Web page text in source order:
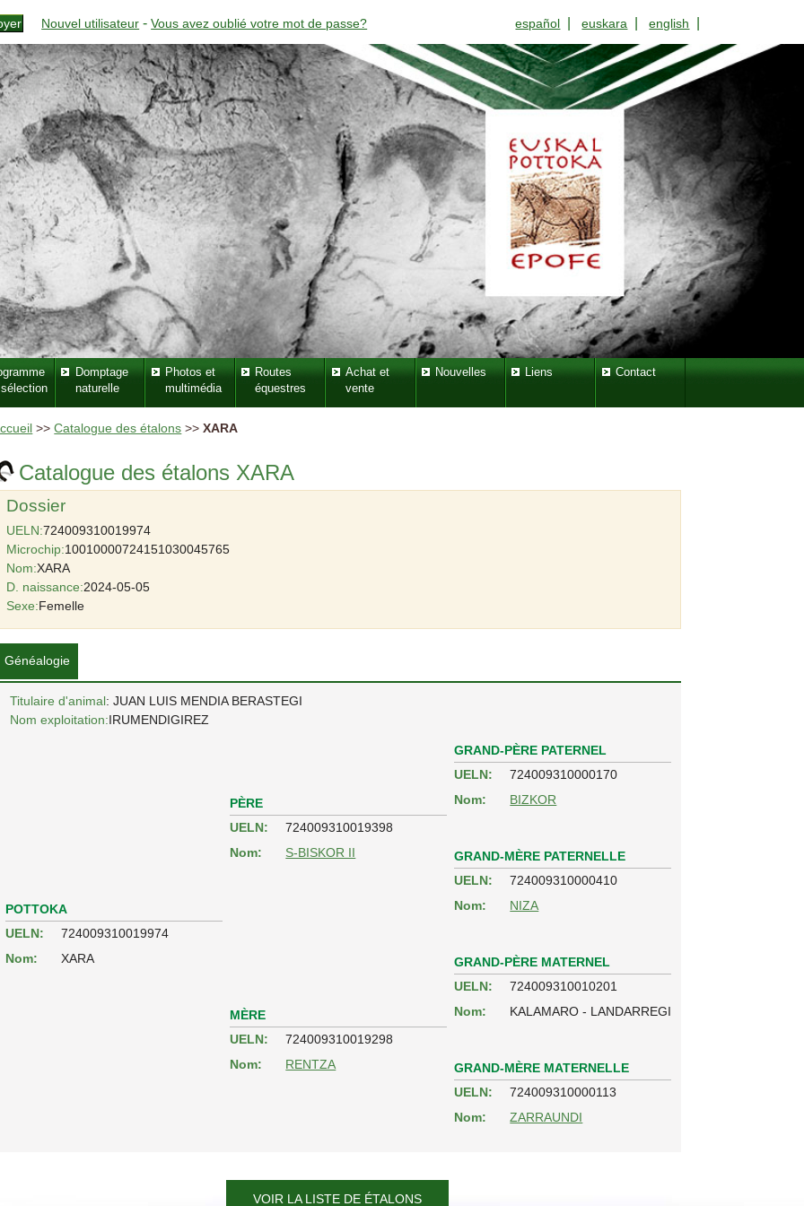
Nouvel utilisateur -Vous avez oublié votre mot de passe? español |euskara |english
Domptage
naturelle
Photos et
multimédia
Routes
équestres
Achat et
vente
Nouvelles Liens Contact
>>Catalogue des étalons >>XARA
Catalogue des étalons XARA
Dossier
UELN:724009310019974
Microchip:10010000724151030045765
Nom:XARA
D. naissance:2024-05-05
Sexe:Femelle
Généalogie
Titulaire d'animal: JUAN LUIS MENDIA BERASTEGI
Nom exploitation:IRUMENDIGIREZ
POTTOKA
UELN:
724009310019974
Nom:
XARA
PÈRE
UELN:
724009310019398
Nom:
S-BISKOR II
GRAND-PÈRE PATERNEL
UELN:
724009310000170
Nom:
BIZKOR
GRAND-MÈRE PATERNELLE
UELN:
724009310000410
Nom:
NIZA
MÈRE
UELN:
724009310019298
Nom:
RENTZA
GRAND-PÈRE MATERNEL
UELN:
724009310010201
Nom:
KALAMARO - LANDARREGI
GRAND-MÈRE MATERNELLE
UELN:
724009310000113
Nom:
ZARRAUNDI
VOIR LA LISTE DE ÉTALONS